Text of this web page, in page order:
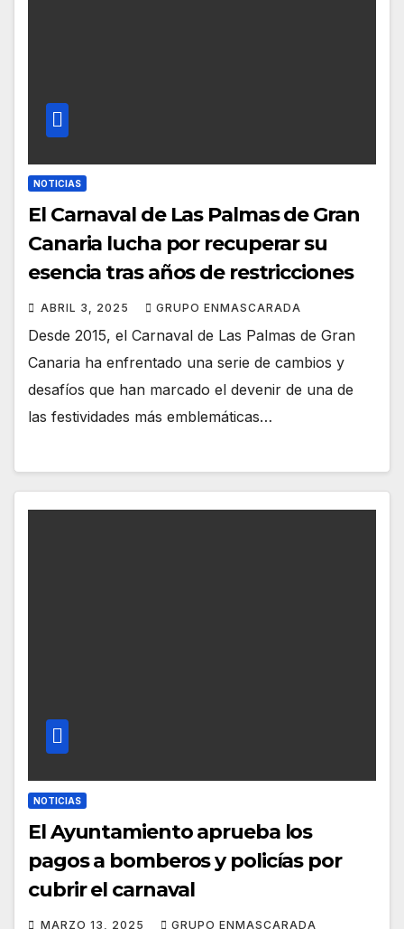
NOTICIAS
El Carnaval de Las Palmas de Gran
Canaria lucha por recuperar su
esencia tras años de restricciones
ABRIL 3, 2025 GRUPO ENMASCARADA
Desde 2015, el Carnaval de Las Palmas de Gran
Canaria ha enfrentado una serie de cambios y
desafíos que han marcado el devenir de una de
las festividades más emblemáticas…
NOTICIAS
El Ayuntamiento aprueba los
pagos a bomberos y policías por
cubrir el carnaval
MARZO 13, 2025 GRUPO ENMASCARADA